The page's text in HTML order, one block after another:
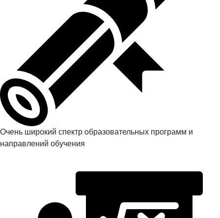
Очень широкий спектр образовательных программ и
направлений обучения